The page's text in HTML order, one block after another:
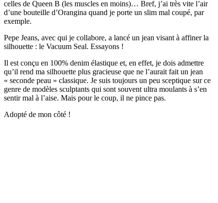
celles de Queen B (les muscles en moins)… Bref, j’ai très vite l’air
d’une bouteille d’Orangina quand je porte un slim mal coupé, par
exemple.
Pepe Jeans, avec qui je collabore, a lancé un jean visant à affiner la
silhouette : le Vacuum Seal. Essayons !
Il est conçu en 100% denim élastique et, en effet, je dois admettre
qu’il rend ma silhouette plus gracieuse que ne l’aurait fait un jean
« seconde peau » classique. Je suis toujours un peu sceptique sur ce
genre de modèles sculptants qui sont souvent ultra moulants à s’en
sentir mal à l’aise. Mais pour le coup, il ne pince pas.
Adopté de mon côté !